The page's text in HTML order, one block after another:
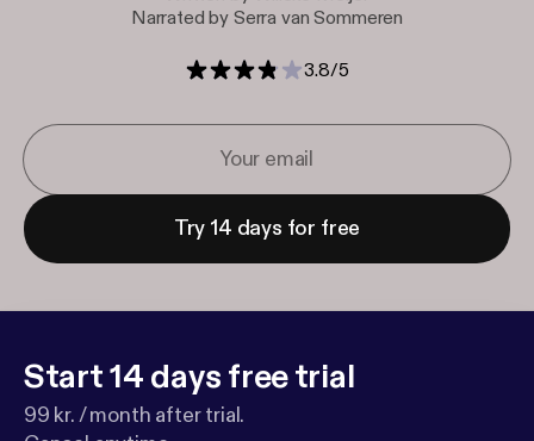
Narrated by Serra van Sommeren
3.8/5
Try 14 days for free
Start 14 days free trial
99 kr. / month after trial.